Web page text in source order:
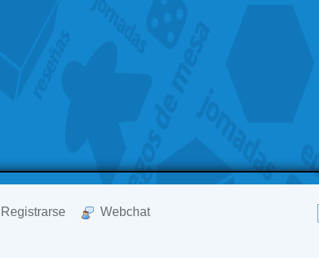
Registrarse Webchat